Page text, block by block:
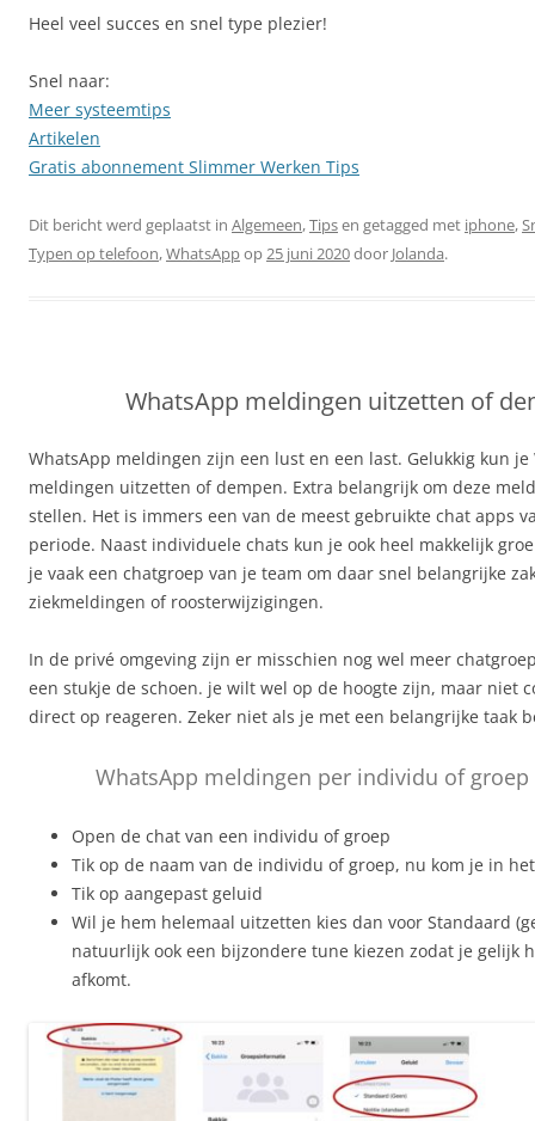
Heel veel succes en snel type plezier!
Snel naar:
Meer systeemtips
Artikelen
Gratis abonnement Slimmer Werken Tips
Dit bericht werd geplaatst in Algemeen,Tipsen getagged met iphone,
Typen op telefoon,WhatsAppop25 juni 2020door Jolanda.
WhatsApp meldingen uitzetten of
WhatsApp meldingen zijn een lust en een last. Gelukkig kun je
meldingen uitzetten of dempen. Extra belangrijk om deze
stellen. Het is immers een van de meest gebruikte chat apps
periode. Naast individuele chats kun je ook heel makkelijk
je vaak een chatgroep van je team om daar snel belangrijke
ziekmeldingen of roosterwijzigingen.
In de privé omgeving zijn er misschien nog wel meer
een stukje de schoen. je wilt wel op de hoogte zijn, maar niet
direct op reageren. Zeker niet als je met een belangrijke taak
WhatsApp meldingen per individu of
Open de chat van een individu of groep
Tik op de naam van de individu of groep, nu kom je in
Tik op aangepast geluid
Wil je hem helemaal uitzetten kies dan voor Standaard
natuurlijk ook een bijzondere tune kiezen zodat je gelijk
afkomt.